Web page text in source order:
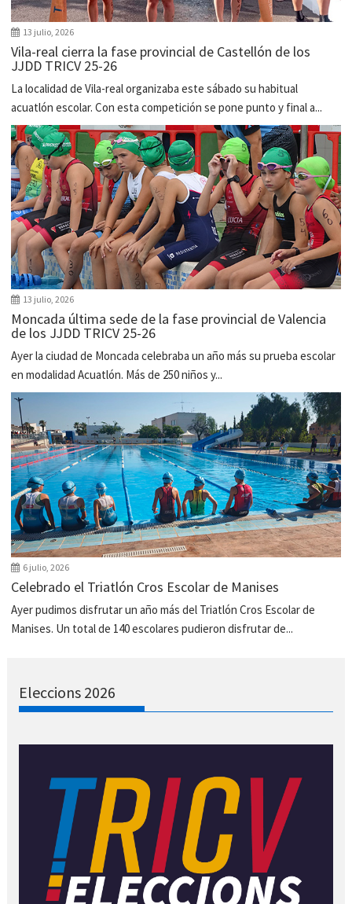
13 julio, 2026
Vila-real cierra la fase provincial de Castellón de los
JJDD TRICV 25-26
La localidad de Vila-real organizaba este sábado su habitual
acuatlón escolar. Con esta competición se pone punto y final a...
13 julio, 2026
Moncada última sede de la fase provincial de Valencia
de los JJDD TRICV 25-26
Ayer la ciudad de Moncada celebraba un año más su prueba escolar
en modalidad Acuatlón. Más de 250 niños y...
6 julio, 2026
Celebrado el Triatlón Cros Escolar de Manises
Ayer pudimos disfrutar un año más del Triatlón Cros Escolar de
Manises. Un total de 140 escolares pudieron disfrutar de...
Eleccions 2026